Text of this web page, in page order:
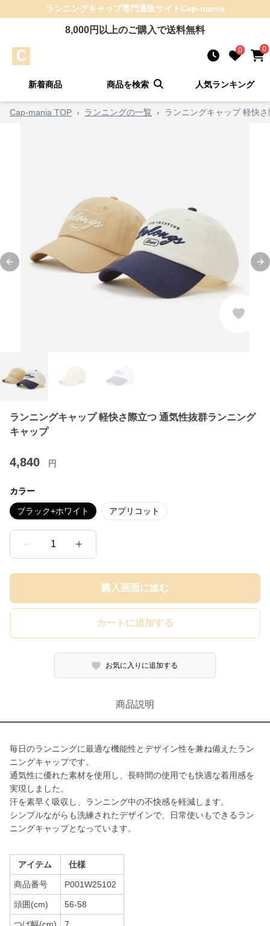
ランニングキャップ専門通販サイトCap-mania
8,000円以上のご購入で送料無料
0 0
新着商品 商品を検索 人気ランキング
Cap-mania TOP › ランニングの一覧 › ランニングキャップ 軽快
Previous slide
ランニングキャップ 軽快さ際立つ 通気性抜群ランニング
キャップ
4,840 円
カラー
ブラック+ホワイト アプリコット
1
購入画面に進む
カートに追加する
お気に入りに追加する
商品説明
毎日のランニングに最適な機能性とデザイン性を兼ね備えたラン
ニングキャップです。
通気性に優れた素材を使用し、長時間の使用でも快適な着用感を
実現しました。
汗を素早く吸収し、ランニング中の不快感を軽減します。
シンプルながらも洗練されたデザインで、日常使いもできるラン
ニングキャップとなっています。
アイテム 仕様
商品番号 P001W25102
頭囲(cm) 56-58